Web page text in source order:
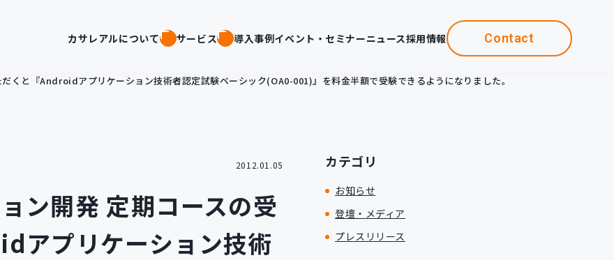
カサレアルについて サービス 導入事例イベント・セミナーニュース採用情報 Contact
くと『Androidアプリケーション技術者認定試験ベーシック(OA0-001)』を料金半額で受験できるようになりました。
2012.01.05
ン開発 定期コースの受
アプリケーション技術
カテゴリ
お知らせ
登壇・メディア
プレスリリース